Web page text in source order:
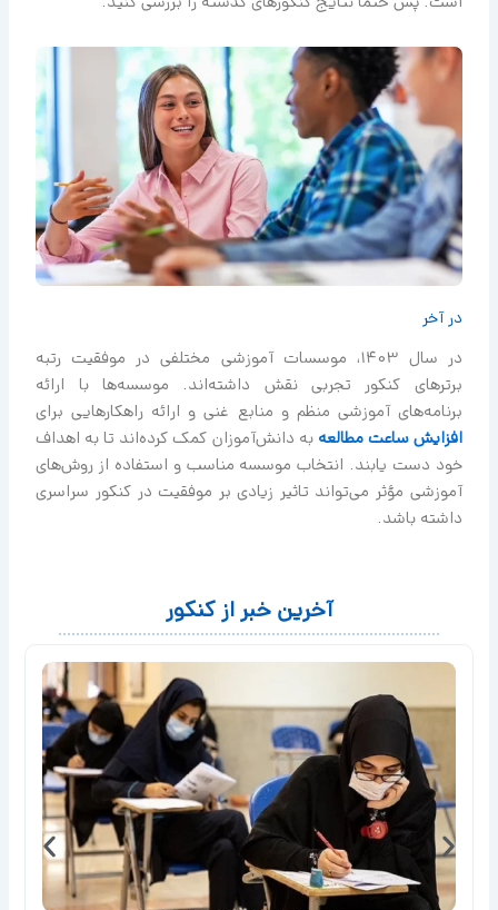
در آخر
در سال 1403، موسسات آموزشی مختلفی در موفقیت رتبه
برترهای کنکور تجربی نقش داشته‌اند. موسسه‌ها با ارائه
برنامه‌های آموزشی منظم و منابع غنی و ارائه راهکارهایی برای
افزایش ساعت مطالعه به دانش‌آموزان کمک کرده‌اند تا به اهداف
خود دست یابند. انتخاب موسسه مناسب و استفاده از روش‌های
آموزشی مؤثر می‌تواند تاثیر زیادی بر موفقیت در کنکور سراسری
داشته باشد.
آخرین خبر از کنکور